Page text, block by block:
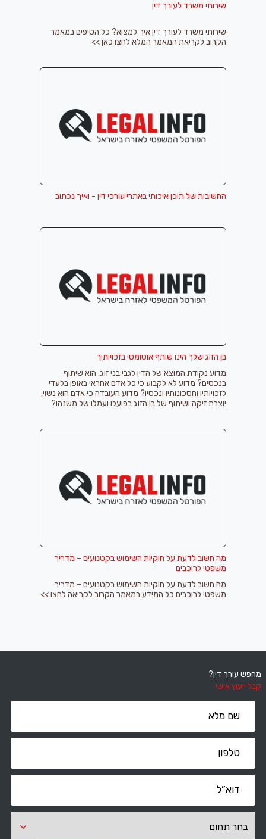
שירותי משרד לעורך דין
שירותי משרד לעורך דין איך למצוא? כל הטיפים במאמר
הקרוב לקריאת המאמר המלא לחצו כאן >>
החשיבות של תוכן איכותי באתרי עורכי דין - ואיך נכתוב
בן הזוג שלך הינו שותף אוטומטי בזכויותיך
מדוע נקודת המוצא של הדין לגבי בני זוג, הוא שיתוף
בנכסים? מדוע לא לקבוע כי כל אדם אחראי באופן בלעדי
לזכויותיו וחסכונותיו ונכסיו? מדוע העובדה כי אדם הוא נשוי,
יוצרת זיקה ושיתוף של בן הזוג בפועלו ועמלו של משנהו?
מה חשוב לדעת על חוקיות השימוש בקטנועים – מדריך
משפטי לרוכבים
מה חשוב לדעת על חוקיות השימוש בקטנועים – מדריך
משפטי לרוכבים כל המידע במאמר הקרוב לקריאה לחצו >>
מחפש עורך דין?
קבל ייעוץ אישי